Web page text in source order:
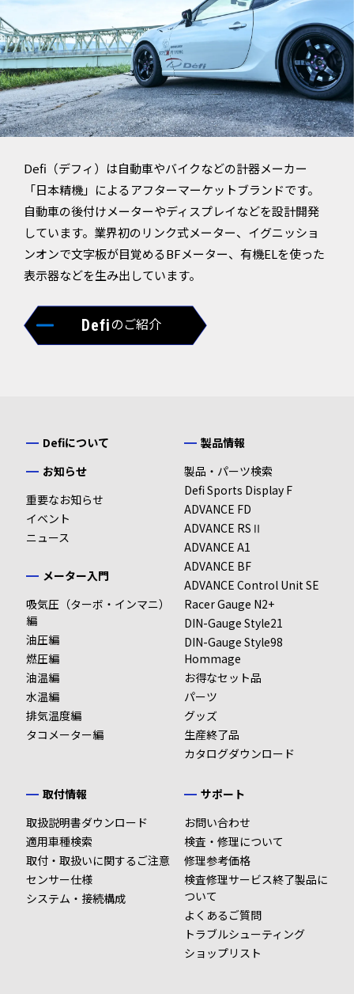
Defi（デフィ）は自動車やバイクなどの計器メーカー
「日本精機」によるアフターマーケットブランドです。
自動車の後付けメーターやディスプレイなどを設計開発
しています。業界初のリンク式メーター、イグニッショ
ンオンで文字板が目覚めるBFメーター、有機ELを使った
表示器などを生み出しています。
Defiのご紹介
Defiについて
お知らせ
重要なお知らせ
イベント
ニュース
メーター入門
吸気圧（ターボ・インマニ）
編
油圧編
燃圧編
油温編
水温編
排気温度編
タコメーター編
製品情報
製品・パーツ検索
Defi Sports Display F
ADVANCE FD
ADVANCE RSⅡ
ADVANCE A1
ADVANCE BF
ADVANCE Control Unit SE
Racer Gauge N2+
DIN-Gauge Style21
DIN-Gauge Style98
Hommage
お得なセット品
パーツ
グッズ
生産終了品
カタログダウンロード
取付情報
取扱説明書ダウンロード
適用車種検索
取付・取扱いに関するご注意
センサー仕様
システム・接続構成
サポート
お問い合わせ
検査・修理について
修理参考価格
検査修理サービス終了製品に
ついて
よくあるご質問
トラブルシューティング
ショップリスト